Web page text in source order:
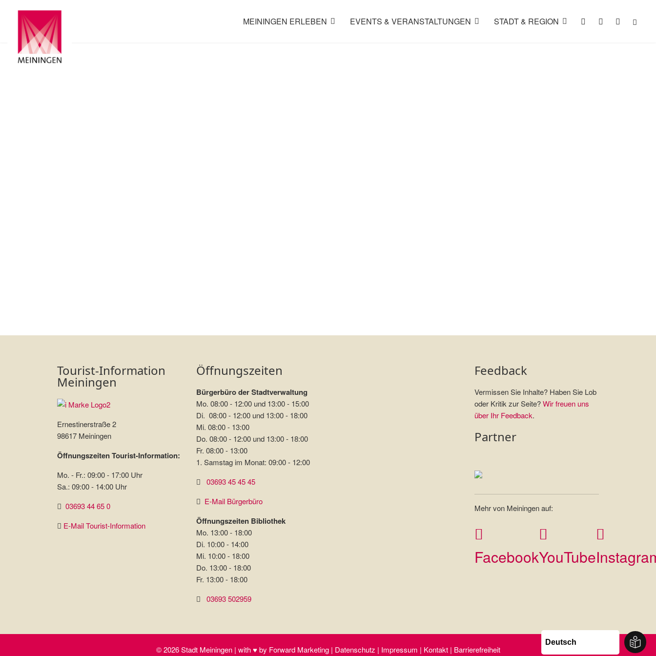
MEININGEN ERLEBEN EVENTS & VERANSTALTUNGEN STADT & REGION
Tourist-Information
Meiningen
Ernestinerstraße 2
98617 Meiningen
Öffnungszeiten Tourist-Information:
Mo. - Fr.: 09:00 - 17:00 Uhr
Sa.: 09:00 - 14:00 Uhr
03693 44 65 0
E-Mail Tourist-Information
Öffnungszeiten
Bürgerbüro der Stadtverwaltung
Mo. 08:00 - 12:00 und 13:00 - 15:00
Di. 08:00 - 12:00 und 13:00 - 18:00
Mi. 08:00 - 13:00
Do. 08:00 - 12:00 und 13:00 - 18:00
Fr. 08:00 - 13:00
1. Samstag im Monat: 09:00 - 12:00
03693 45 45 45
E-Mail Bürgerbüro
Öffnungszeiten Bibliothek
Mo. 13:00 - 18:00
Di. 10:00 - 14:00
Mi. 10:00 - 18:00
Do. 13:00 - 18:00
Fr. 13:00 - 18:00
03693 502959
Feedback
Vermissen Sie Inhalte? Haben Sie Lob
oder Kritik zur Seite?Wir freuen uns
über Ihr Feedback.
Partner
Mehr von Meiningen auf:
FacebookYouTube
© 2026 Stadt Meiningen | with ♥ by Forward Marketing | Datenschutz | Impressum | Kontakt | Barrierefreiheit